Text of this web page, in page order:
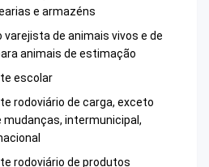
e armazéns
varejista de animais vivos e de
animais de estimação
escolar
rodoviário de carga, exceto
intermunicipal,
rodoviário de produtos